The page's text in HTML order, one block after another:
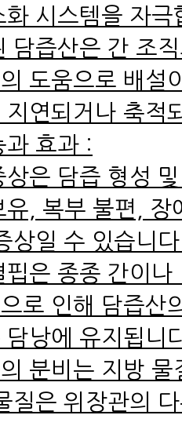
화 시스템을 자극
담즙산은 간 조
도움으로 배설
지연되거나 축적
효과 :
상은 담즙 형성
유, 복부 불편,
상일 수 있습니
핍은 종종 간이
로 인해 담즙산
담낭에 유지됩니
분비는 지방
질은 위장관의